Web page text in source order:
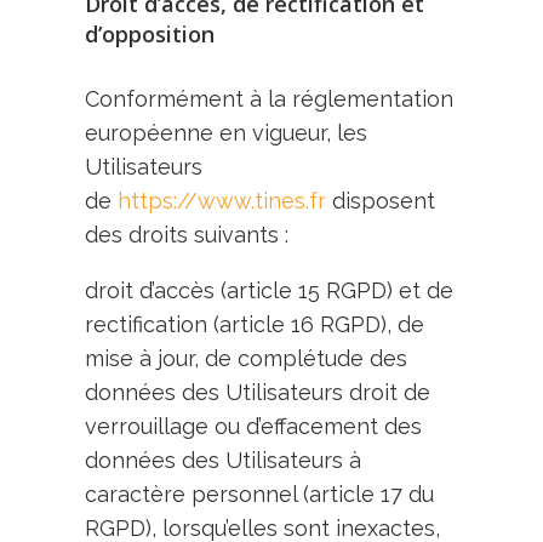
d’opposition
Conformément à la réglementation
européenne en vigueur, les
Utilisateurs
de https://www.tines.fr disposent
des droits suivants :
droit d’accès (article 15 RGPD) et de
rectification (article 16 RGPD), de
mise à jour, de complétude des
données des Utilisateurs droit de
verrouillage ou d’effacement des
données des Utilisateurs à
caractère personnel (article 17 du
RGPD), lorsqu’elles sont inexactes,